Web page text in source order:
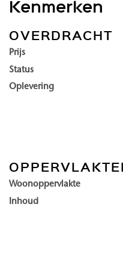
verwennerij van in-house
van de servicemanager.
kust van Kijkduin.
treffen en worden
Kenmerken
OVERDRACHT
Prijs
Status
Oplevering
Woonoppervlakte
Inhoud